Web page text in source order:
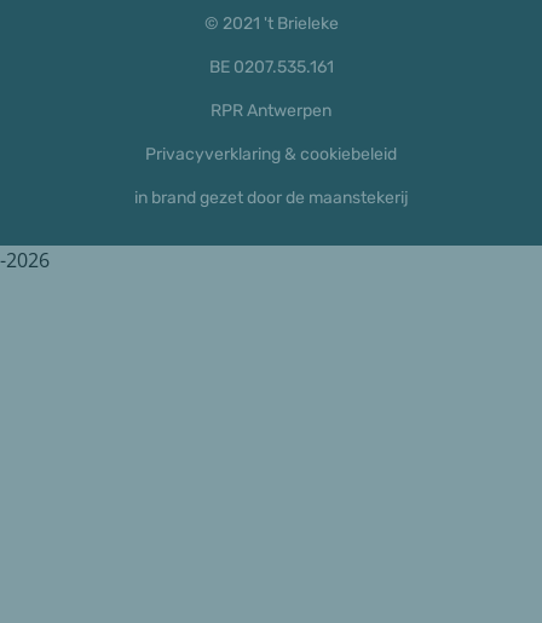
© 2021 't Brieleke
BE 0207.535.161
RPR Antwerpen
Privacyverklaring & cookiebeleid
in brand gezet door de maanstekerij
-2026